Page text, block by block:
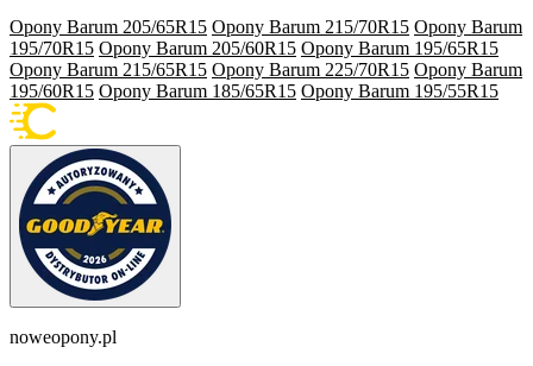
Opony Barum 205/65R15 Opony Barum 215/70R15 Opony Barum
195/70R15 Opony Barum 205/60R15 Opony Barum 195/65R15
Opony Barum 215/65R15 Opony Barum 225/70R15 Opony Barum
195/60R15 Opony Barum 185/65R15 Opony Barum 195/55R15
noweopony.pl